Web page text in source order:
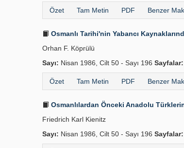
Özet Tam Metin PDF Benzer
Osmanlı Tarihi'nin Yabancı
Orhan F. Köprülü
Sayı: Nisan 1986, Cilt 50 - Sayı 196 Sayfalar:
Özet Tam Metin PDF Benzer
Osmanlılardan Önceki Anadolu
Friedrich Karl Kienitz
Sayı: Nisan 1986, Cilt 50 - Sayı 196 Sayfalar: